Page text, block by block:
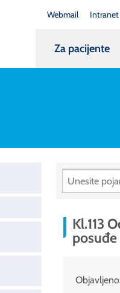
Webmail Intranet
Za pacijente
Kl.113